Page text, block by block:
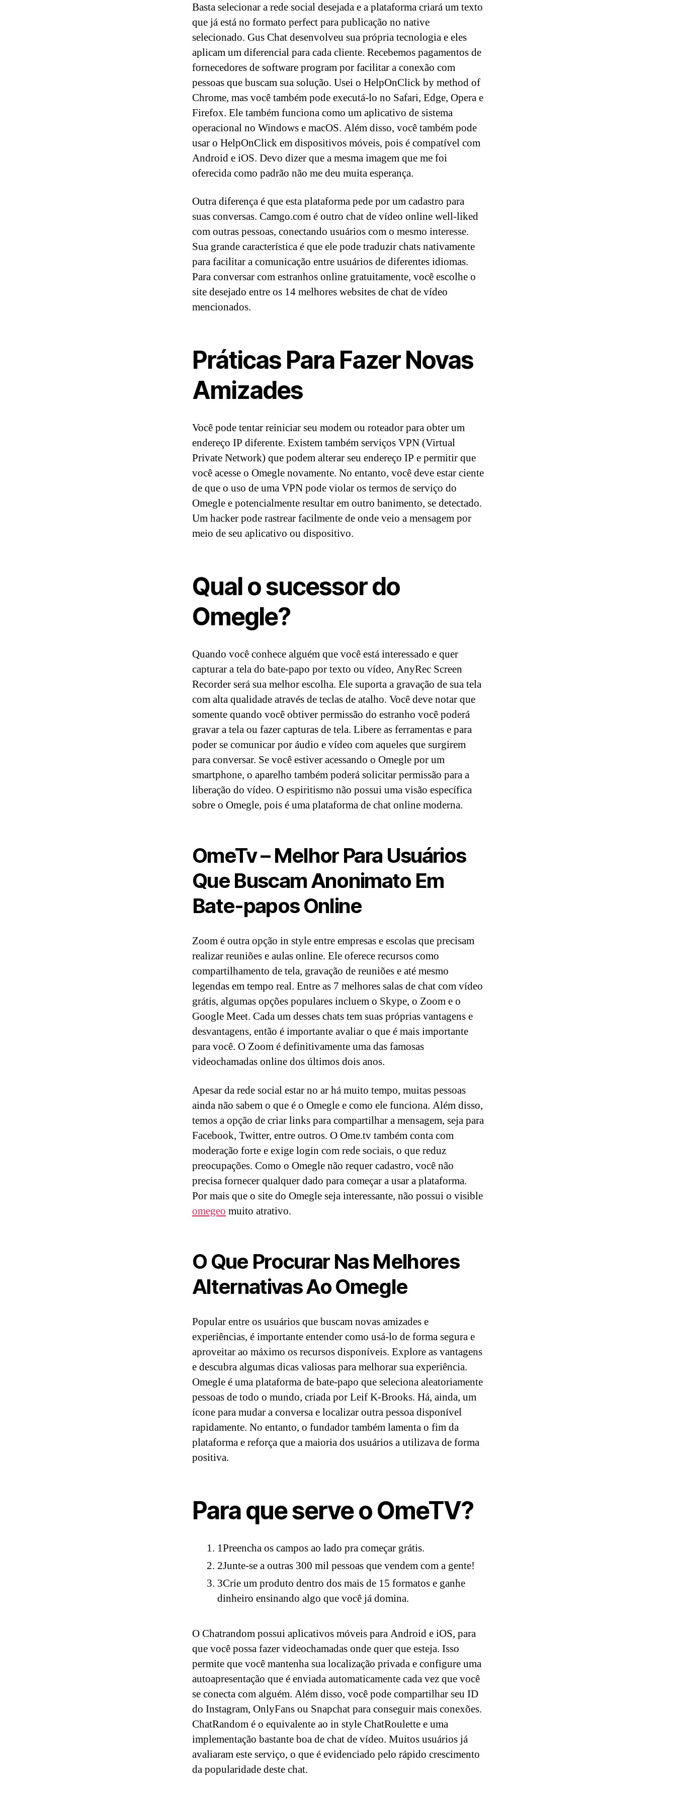
Basta selecionar a rede social desejada e a plataforma criará um texto
que já está no formato perfect para publicação no native
selecionado. Gus Chat desenvolveu sua própria tecnologia e eles
aplicam um diferencial para cada cliente. Recebemos pagamentos de
fornecedores de software program por facilitar a conexão com
pessoas que buscam sua solução. Usei o HelpOnClick by method of
Chrome, mas você também pode executá-lo no Safari, Edge, Opera e
Firefox. Ele também funciona como um aplicativo de sistema
operacional no Windows e macOS. Além disso, você também pode
usar o HelpOnClick em dispositivos móveis, pois é compatível com
Android e iOS. Devo dizer que a mesma imagem que me foi
oferecida como padrão não me deu muita esperança.
Outra diferença é que esta plataforma pede por um cadastro para
suas conversas. Camgo.com é outro chat de vídeo online well-liked
com outras pessoas, conectando usuários com o mesmo interesse.
Sua grande característica é que ele pode traduzir chats nativamente
para facilitar a comunicação entre usuários de diferentes idiomas.
Para conversar com estranhos online gratuitamente, você escolhe o
site desejado entre os 14 melhores websites de chat de vídeo
mencionados.
Práticas Para Fazer Novas
Amizades
Você pode tentar reiniciar seu modem ou roteador para obter um
endereço IP diferente. Existem também serviços VPN (Virtual
Private Network) que podem alterar seu endereço IP e permitir que
você acesse o Omegle novamente. No entanto, você deve estar ciente
de que o uso de uma VPN pode violar os termos de serviço do
Omegle e potencialmente resultar em outro banimento, se detectado.
Um hacker pode rastrear facilmente de onde veio a mensagem por
meio de seu aplicativo ou dispositivo.
Qual o sucessor do
Omegle?
Quando você conhece alguém que você está interessado e quer
capturar a tela do bate-papo por texto ou vídeo, AnyRec Screen
Recorder será sua melhor escolha. Ele suporta a gravação de sua tela
com alta qualidade através de teclas de atalho. Você deve notar que
somente quando você obtiver permissão do estranho você poderá
gravar a tela ou fazer capturas de tela. Libere as ferramentas e para
poder se comunicar por áudio e vídeo com aqueles que surgirem
para conversar. Se você estiver acessando o Omegle por um
smartphone, o aparelho também poderá solicitar permissão para a
liberação do vídeo. O espiritismo não possui uma visão específica
sobre o Omegle, pois é uma plataforma de chat online moderna.
OmeTv – Melhor Para Usuários
Que Buscam Anonimato Em
Bate-papos Online
Zoom é outra opção in style entre empresas e escolas que precisam
realizar reuniões e aulas online. Ele oferece recursos como
compartilhamento de tela, gravação de reuniões e até mesmo
legendas em tempo real. Entre as 7 melhores salas de chat com vídeo
grátis, algumas opções populares incluem o Skype, o Zoom e o
Google Meet. Cada um desses chats tem suas próprias vantagens e
desvantagens, então é importante avaliar o que é mais importante
para você. O Zoom é definitivamente uma das famosas
videochamadas online dos últimos dois anos.
Apesar da rede social estar no ar há muito tempo, muitas pessoas
ainda não sabem o que é o Omegle e como ele funciona. Além disso,
temos a opção de criar links para compartilhar a mensagem, seja para
Facebook, Twitter, entre outros. O Ome.tv também conta com
moderação forte e exige login com rede sociais, o que reduz
preocupações. Como o Omegle não requer cadastro, você não
precisa fornecer qualquer dado para começar a usar a plataforma.
Por mais que o site do Omegle seja interessante, não possui o visible
omegeo muito atrativo.
O Que Procurar Nas Melhores
Alternativas Ao Omegle
Popular entre os usuários que buscam novas amizades e
experiências, é importante entender como usá-lo de forma segura e
aproveitar ao máximo os recursos disponíveis. Explore as vantagens
e descubra algumas dicas valiosas para melhorar sua experiência.
Omegle é uma plataforma de bate-papo que seleciona aleatoriamente
pessoas de todo o mundo, criada por Leif K-Brooks. Há, ainda, um
ícone para mudar a conversa e localizar outra pessoa disponível
rapidamente. No entanto, o fundador também lamenta o fim da
plataforma e reforça que a maioria dos usuários a utilizava de forma
positiva.
Para que serve o OmeTV?
1Preencha os campos ao lado pra começar grátis.
2Junte-se a outras 300 mil pessoas que vendem com a gente!
3Crie um produto dentro dos mais de 15 formatos e ganhe
dinheiro ensinando algo que você já domina.
O Chatrandom possui aplicativos móveis para Android e iOS, para
que você possa fazer videochamadas onde quer que esteja. Isso
permite que você mantenha sua localização privada e configure uma
autoapresentação que é enviada automaticamente cada vez que você
se conecta com alguém. Além disso, você pode compartilhar seu ID
do Instagram, OnlyFans ou Snapchat para conseguir mais conexões.
ChatRandom é o equivalente ao in style ChatRoulette e uma
implementação bastante boa de chat de vídeo. Muitos usuários já
avaliaram este serviço, o que é evidenciado pelo rápido crescimento
da popularidade deste chat.